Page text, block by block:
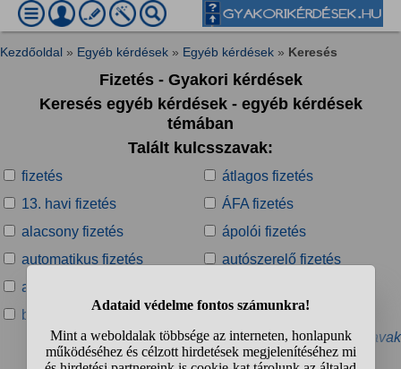
Kezdőoldal » Egyéb kérdések » Egyéb kérdések » Keresés
Fizetés - Gyakori kérdések
Keresés egyéb kérdések - egyéb kérdések
témában
Talált kulcsszavak:
fizetés
átlagos fizetés
13. havi fizetés
ÁFA fizetés
alacsony fizetés
ápolói fizetés
automatikus fizetés
autószerelő fizetés
autótechnikus fizetés
bankkártyás fizetés
biztonságos fizetés
» További kapcsolódó kulcsszavak